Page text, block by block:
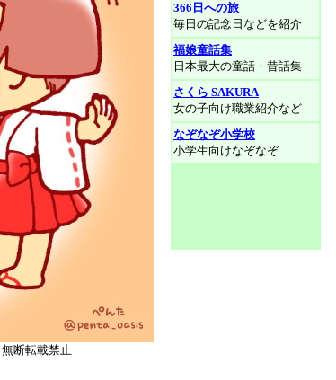
断転載禁止
366日への旅
毎日の記念日などを紹介
福娘童話集
日本最大の童話・昔話集
さくら SAKURA
女の子向け職業紹介など
なぞなぞ小学校
小学生向けなぞなぞ